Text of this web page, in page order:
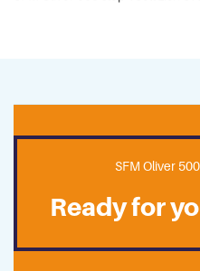
SFM Oliver
Ready for